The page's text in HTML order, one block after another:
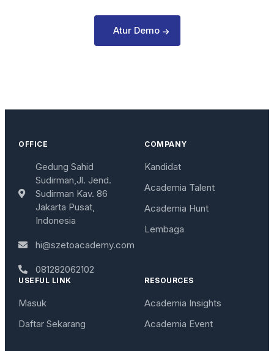
Atur Demo
OFFICE
Gedung Sahid
Sudirman,Jl. Jend.
Sudirman Kav. 86
Jakarta Pusat,
Indonesia
hi@szetoacademy.com
081282062102
COMPANY
Kandidat
Academia Talent
Academia Hunt
Lembaga
USEFUL LINK
Masuk
Daftar Sekarang
RESOURCES
Academia Insights
Academia Event